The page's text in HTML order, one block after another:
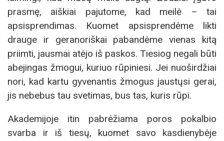
prasmę, aiškiai pajutome, kad meilė – tai
apsisprendimas. Kuomet apsisprendėme likti
drauge ir geranoriškai pabandėme vienas kitą
priimti, jausmai atėjo iš paskos. Tiesiog negali būti
abejingas žmogui, kuriuo rūpiniesi. Jei nuoširdžiai
nori, kad kartu gyvenantis žmogus jaustųsi gerai,
jis nebebus tau svetimas, bus tas, kuris rūpi.
Akademijoje itin pabrėžiama poros pokalbio
svarba ir iš tiesų, kuomet savo kasdienybėje